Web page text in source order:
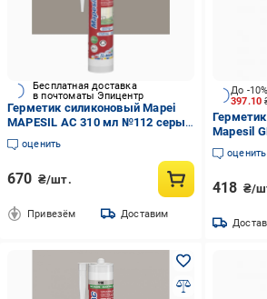
Бесплатная доставка
в почтоматы Эпицентр
Герметик силиконовый Mapei
MAPESIL AC 310 мл №112 серый
(000014152)
оценить
670 ₴/шт.
Привезём Доставим
397.10
Mapesil
оценить
418 ₴/